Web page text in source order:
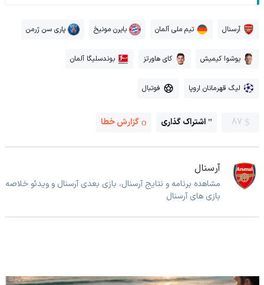
آرسنال تیم ملی آلمان بایرن مونیخ پاری سن ژرمن
یوشوا کیمیش کای هاورتز بوندسلیگا آلمان
لیگ قهرمانان اروپا فوتبال
87 اشتراک گذاری گزارش خطا
آرسنال
مشاهده برنامه و نتایج آرسنال، بازی بعدی آرسنال و ویدئو خلاصه
بازی های آرسنال